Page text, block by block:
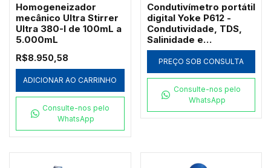
Homogeneizador
mecânico Ultra Stirrer
Ultra 380-I de 100mL a
5.000mL
R$8.950,58
ADICIONAR AO CARRINHO
Consulte-nos pelo
WhatsApp
Condutivímetro portátil
digital Yoke P612 -
Condutividade, TDS,
Salinidade e
Resistividade
PREÇO SOB CONSULTA
Consulte-nos pelo
WhatsApp